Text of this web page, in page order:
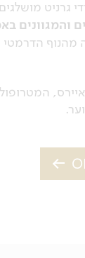
גרניט
והמגוונים
מהנוף